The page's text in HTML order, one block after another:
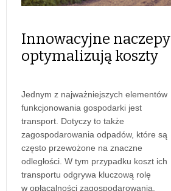
Innowacyjne naczepy
optymalizują koszty
Jednym z najważniejszych elementów
funkcjonowania gospodarki jest
transport. Dotyczy to także
zagospodarowania odpadów, które są
często przewożone na znaczne
odległości. W tym przypadku koszt ich
transportu odgrywa kluczową rolę
w opłacalności zagospodarowania.